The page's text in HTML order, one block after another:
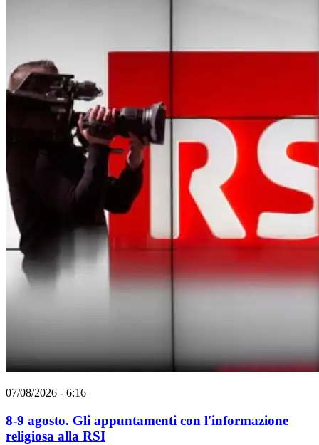
07/08/2026 - 6:16
8-9 agosto. Gli appuntamenti con l'informazione
religiosa alla RSI